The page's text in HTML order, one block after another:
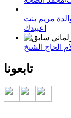
مريم بنت
اعبيدك
الحاج الشيخ
تابعونا